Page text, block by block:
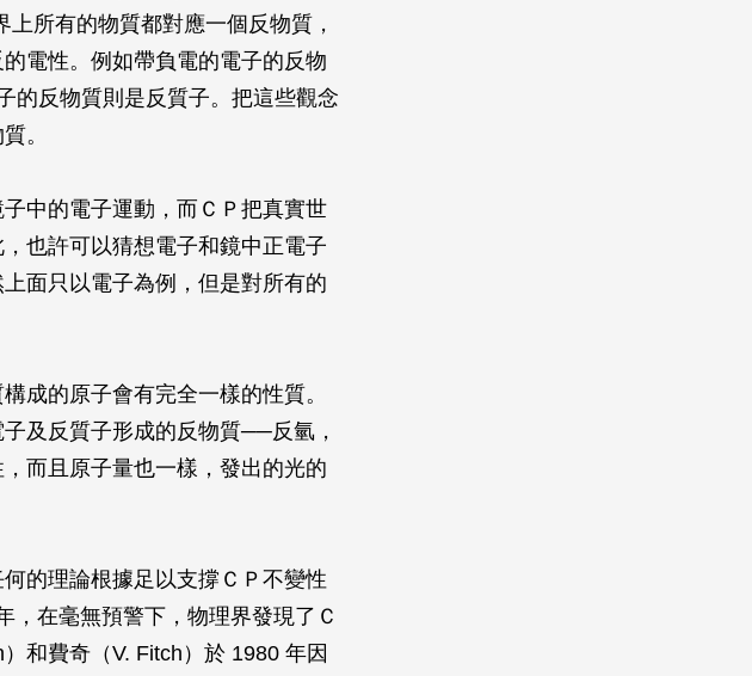
所有的物質都對應一個反物質，
電性。例如帶負電的電子的反物
的反物質則是反質子。把這些觀念
。
中的電子運動，而ＣＰ把真實世
也許可以猜想電子和鏡中正電子
面只以電子為例，但是對所有的
成的原子會有完全一樣的性質。
及反質子形成的反物質──反氫，
而且原子量也一樣，發出的光的
的理論根據足以支撐ＣＰ不變性
，在毫無預警下，物理界發現了Ｃ
和費奇（V. Fitch）於 1980 年因